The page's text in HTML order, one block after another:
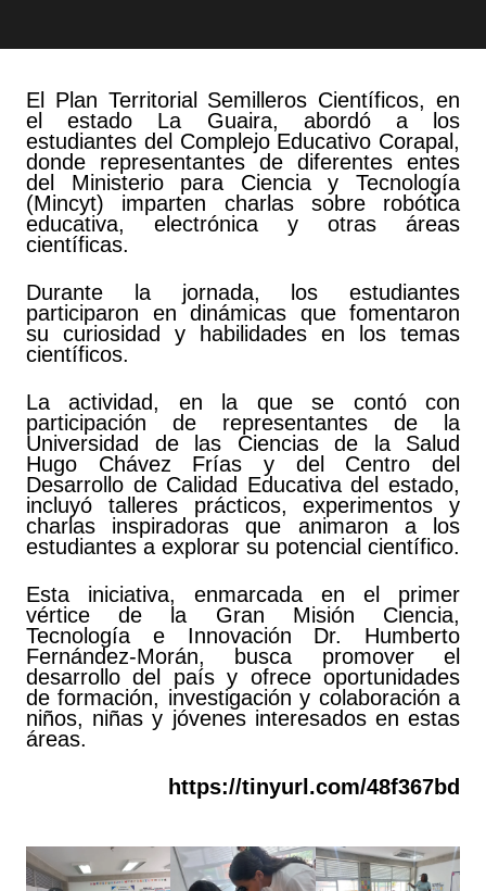
El Plan Territorial Semilleros Científicos, en
el estado La Guaira, abordó a los
estudiantes del Complejo Educativo Corapal,
donde representantes de diferentes entes
del Ministerio para Ciencia y Tecnología
(Mincyt) imparten charlas sobre robótica
educativa, electrónica y otras áreas
científicas.
Durante la jornada, los estudiantes
participaron en dinámicas que fomentaron
su curiosidad y habilidades en los temas
científicos.
La actividad, en la que se contó con
participación de representantes de la
Universidad de las Ciencias de la Salud
Hugo Chávez Frías y del Centro del
Desarrollo de Calidad Educativa del estado,
incluyó talleres prácticos, experimentos y
charlas inspiradoras que animaron a los
estudiantes a explorar su potencial científico.
Esta iniciativa, enmarcada en el primer
vértice de la Gran Misión Ciencia,
Tecnología e Innovación Dr. Humberto
Fernández-Morán, busca promover el
desarrollo del país y ofrece oportunidades
de formación, investigación y colaboración a
niños, niñas y jóvenes interesados en estas
áreas.
https://tinyurl.com/48f367bd